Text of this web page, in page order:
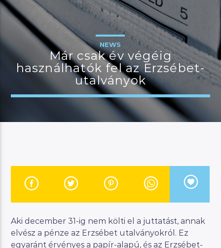
MannaFM
Phil Wickham : Great Things
JELENLEGI MŰSOR
KANAPÉ
Manna FM
NEWS
Már csak év végéig
használhatók fel az Erzsébet-
utalványok
Aki december 31-ig nem költi el a juttatást, annak
elvész a pénze az Erzsébet utalványokról. Ez
egyaránt érvényes a papír-alapú, és az Erzsébet-